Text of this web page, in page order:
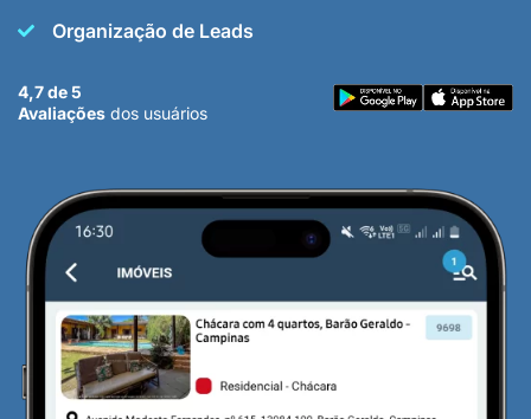
Organização de Leads
4,7 de 5
Avaliações dos usuários